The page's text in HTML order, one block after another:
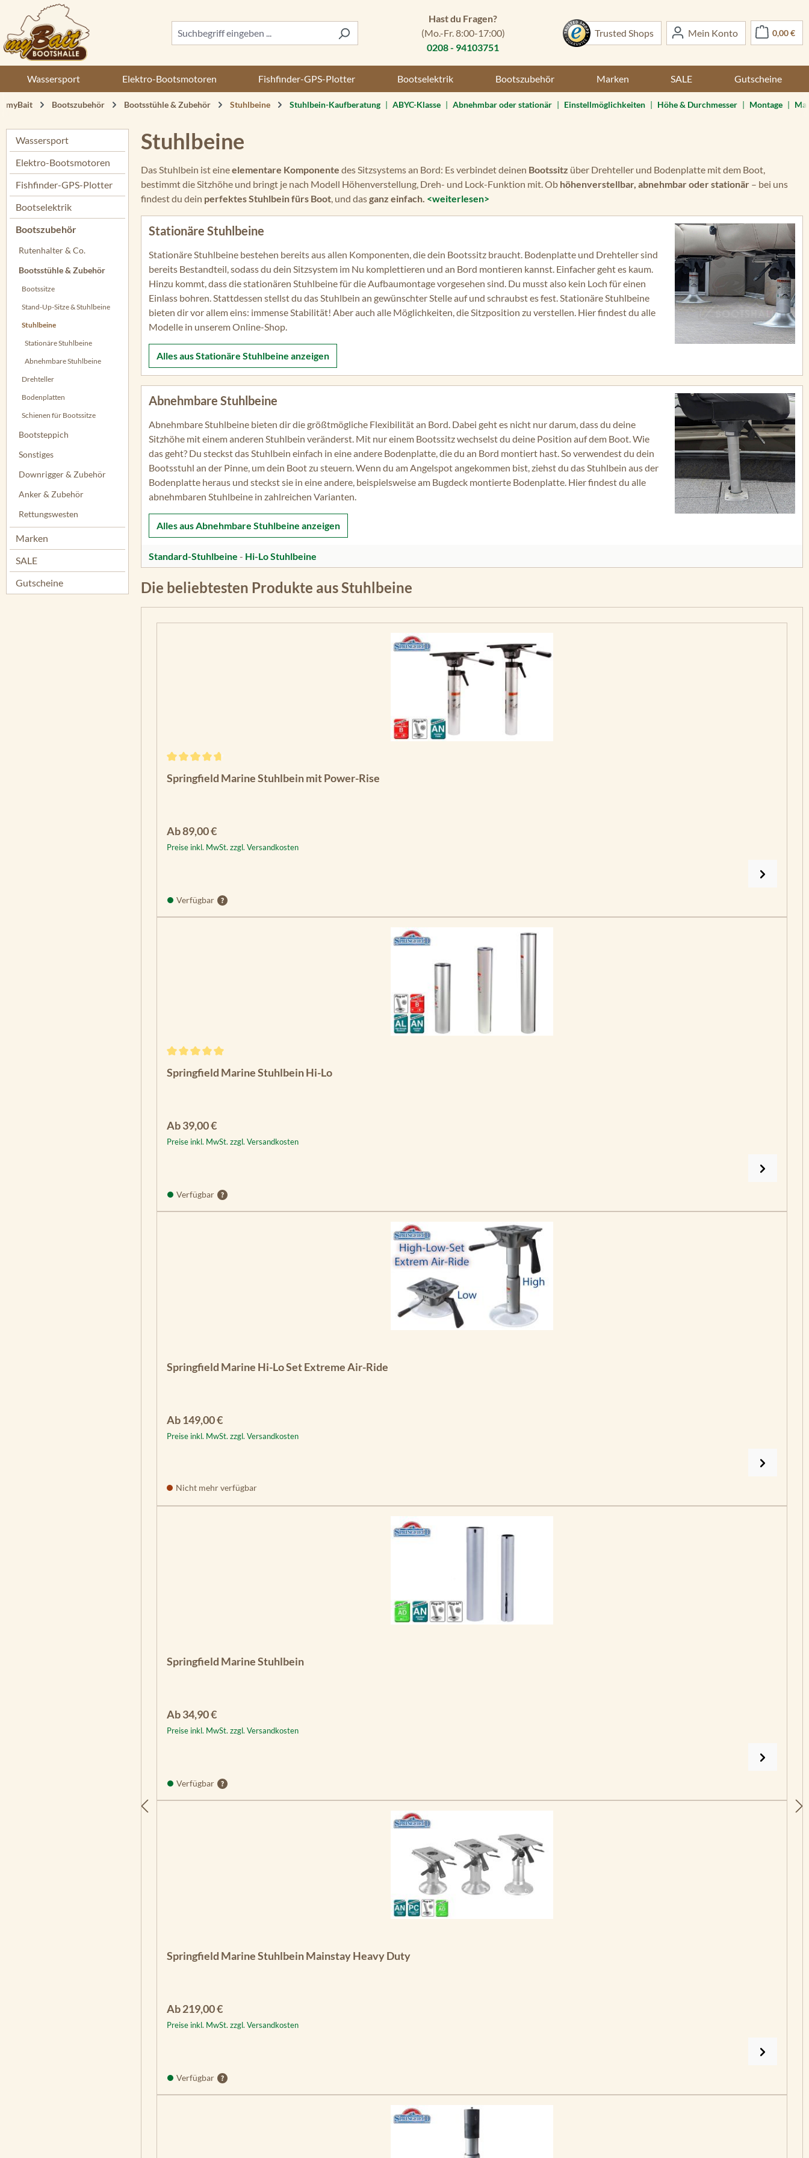
Hauptinhalt springen
Zur Suche springen
Zur Hauptnavigation springen
Hast du Fragen?
(Mo.-Fr. 8:00-17:00)
0208 - 94103751
Trusted Shops Mein Konto 0,00 €
Wassersport Elektro-Bootsmotoren Fishfinder-GPS-Plotter Bootselektrik Bootszubehör Marken SALE Gutscheine
myBait Bootszubehör Bootsstühle & Zubehör Stuhlbeine Stuhlbein-Kaufberatung | ABYC-Klasse | Abnehmbar oder stationär | Einstellmöglichkeiten | Höhe & Durchmesser | Montage |
Wassersport
Elektro-Bootsmotoren
Fishfinder-GPS-Plotter
Bootselektrik
Bootszubehör
Rutenhalter & Co.
Bootsstühle & Zubehör
Bootssitze
Stand-Up-Sitze & Stuhlbeine
Stuhlbeine
Stationäre Stuhlbeine
Abnehmbare Stuhlbeine
Drehteller
Bodenplatten
Schienen für Bootssitze
Bootsteppich
Sonstiges
Downrigger & Zubehör
Anker & Zubehör
Rettungswesten
Marken
SALE
Gutscheine
Stuhlbeine
Das Stuhlbein ist eineelementare Komponente des Sitzsystems an Bord: Es verbindet deinen Bootssitz über Drehteller und Bodenplatte mit dem Boot,
bestimmt die Sitzhöhe und bringt je nach Modell Höhenverstellung, Dreh- und Lock-Funktion mit. Ob höhenverstellbar, abnehmbar oder stationär – bei uns
findest du dein perfektes Stuhlbein fürs Boot, und dasganz einfach. <weiterlesen>
Stationäre Stuhlbeine
Stationäre Stuhlbeine bestehen bereits aus allen Komponenten, die dein Bootssitz braucht. Bodenplatte und Drehteller sind
bereits Bestandteil, sodass du dein Sitzsystem im Nu komplettieren und an Bord montieren kannst. Einfacher geht es kaum.
Hinzu kommt, dass die stationären Stuhlbeine für die Aufbaumontage vorgesehen sind. Du musst also kein Loch für einen
Einlass bohren. Stattdessen stellst du das Stuhlbein an gewünschter Stelle auf und schraubst es fest. Stationäre Stuhlbeine
bieten dir vor allem eins: immense Stabilität! Aber auch alle Möglichkeiten, die Sitzposition zu verstellen. Hier findest du alle
Modelle in unserem Online-Shop.
Alles ausStationäre Stuhlbeine anzeigen
Abnehmbare Stuhlbeine
Abnehmbare Stuhlbeine bieten dir die größtmögliche Flexibilität an Bord. Dabei geht es nicht nur darum, dass du deine
Sitzhöhe mit einem anderen Stuhlbein veränderst. Mit nur einem Bootssitz wechselst du deine Position auf dem Boot. Wie
das geht? Du steckst das Stuhlbein einfach in eine andere Bodenplatte, die du an Bord montiert hast. So verwendest du dein
Bootsstuhl an der Pinne, um dein Boot zu steuern. Wenn du am Angelspot angekommen bist, ziehst du das Stuhlbein aus der
Bodenplatte heraus und steckst sie in eine andere, beispielsweise am Bugdeck montierte Bodenplatte. Hier findest du alle
abnehmbaren Stuhlbeine in zahlreichen Varianten.
Alles ausAbnehmbare Stuhlbeine anzeigen
Standard-Stuhlbeine - Hi-Lo Stuhlbeine
Die beliebtesten Produkte aus Stuhlbeine
Springfield Marine Stuhlbein mit Power-Rise
Regulärer Preis:
Ab89,00 €
Preise inkl. MwSt. zzgl. Versandkosten
Verfügbar
Springfield Marine Stuhlbein Hi-Lo
Regulärer Preis:
Ab39,00 €
Preise inkl. MwSt. zzgl. Versandkosten
Verfügbar
Springfield Marine Hi-Lo Set Extreme Air-Ride
Regulärer Preis:
Ab149,00 €
Preise inkl. MwSt. zzgl. Versandkosten
Nicht mehr verfügbar
Springfield Marine Stuhlbein
Regulärer Preis:
Ab34,90 €
Preise inkl. MwSt. zzgl. Versandkosten
Verfügbar
Springfield Marine Stuhlbein Mainstay Heavy Duty
Regulärer Preis:
Ab219,00 €
Preise inkl. MwSt. zzgl. Versandkosten
Verfügbar